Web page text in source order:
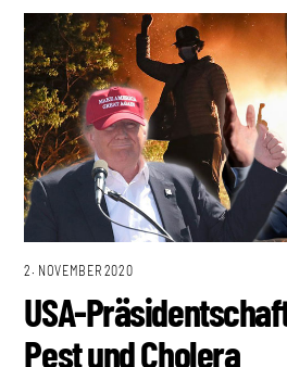
2. NOVEMBER 2020
USA-
Pest und Cholera